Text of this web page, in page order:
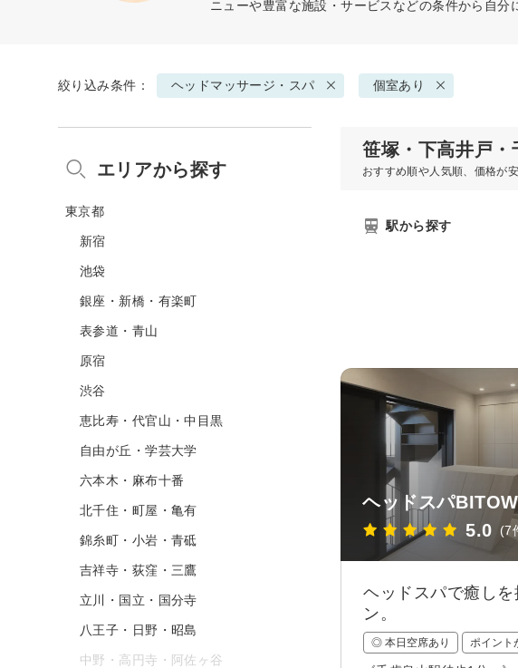
ニューや豊富な施設・サービスなどの条件から自分
絞り込み条件： ヘッドマッサージ・スパ 個室あり
笹塚・下高井戸
おすすめ順や人気順、価格が
駅から探す
ヘッドスパ
5.0 (7
ヘッドスパで癒し
ン。
◎ 本日空席あり ポイント
エリアから探す
東京都
新宿
池袋
銀座・新橋・有楽町
表参道・青山
原宿
渋谷
恵比寿・代官山・中目黒
自由が丘・学芸大学
六本木・麻布十番
北千住・町屋・亀有
錦糸町・小岩・青砥
吉祥寺・荻窪・三鷹
立川・国立・国分寺
八王子・日野・昭島
中野・高円寺・阿佐ヶ谷